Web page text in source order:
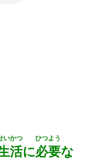
活
いかつ
に必要
ひつよう
な